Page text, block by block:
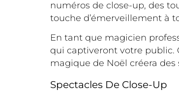
numéros de close-up, des
touche d’émerveillement à
En tant que magicien
qui captiveront votre public.
magique de Noël créera
Spectacles De Close-Up